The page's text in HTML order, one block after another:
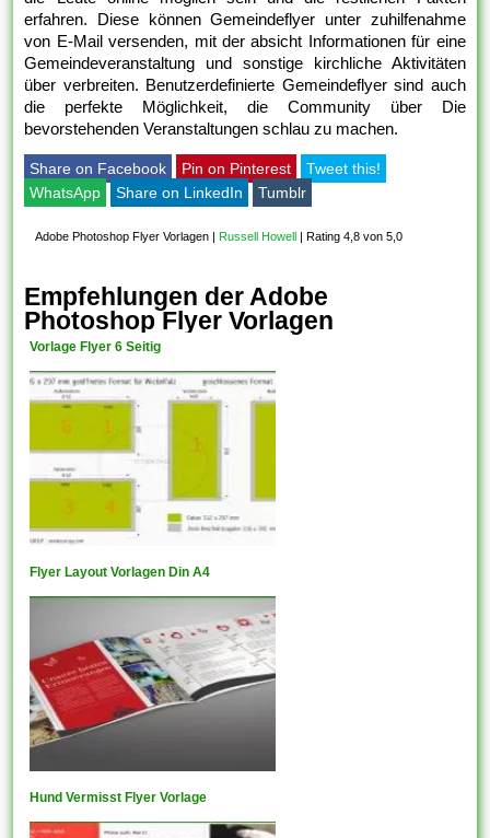
erfahren. Diese können Gemeindeflyer unter zuhilfenahme
von E-Mail versenden, mit der absicht Informationen für eine
Gemeindeveranstaltung und sonstige kirchliche Aktivitäten
über verbreiten. Benutzerdefinierte Gemeindeflyer sind auch
die perfekte Möglichkeit, die Community über Die
bevorstehenden Veranstaltungen schlau zu machen.
Share on Facebook Pin on Pinterest
Tweet this!
WhatsApp
Share on LinkedIn Tumblr
Adobe Photoshop Flyer Vorlagen | Russell Howell |Rating 4,8 von 5,0
Empfehlungen der Adobe
Photoshop Flyer Vorlagen
Vorlage Flyer 6 Seitig
Flyer Layout Vorlagen Din A4
Hund Vermisst Flyer Vorlage